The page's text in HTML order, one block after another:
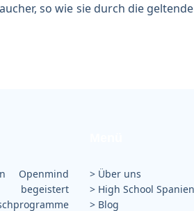
so wie sie durch die
Openmind
> Über uns
> High School Spanien
> Blog